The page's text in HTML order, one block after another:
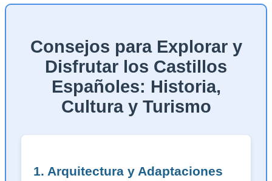
Consejos para Explorar y
Disfrutar los Castillos
Españoles: Historia,
Cultura y Turismo
1. Arquitectura y Adaptaciones